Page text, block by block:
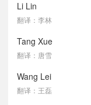
Li Lin
翻译：李林
Tang Xue
翻译：唐雪
Wang Lei
翻译：王磊